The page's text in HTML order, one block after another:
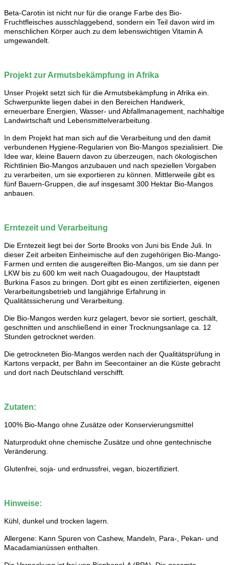
Beta-Carotin ist nicht nur für die orange Farbe des Bio-
Fruchtfleisches ausschlaggebend, sondern ein Teil davon wird im
menschlichen Körper auch zu dem lebenswichtigen Vitamin A
umgewandelt.
Projekt zur Armutsbekämpfung in Afrika
Unser Projekt setzt sich für die Armutsbekämpfung in Afrika ein.
Schwerpunkte liegen dabei in den Bereichen Handwerk,
erneuerbare Energien, Wasser- und Abfallmanagement, nachhaltige
Landwirtschaft und Lebensmittelverarbeitung.
In dem Projekt hat man sich auf die Verarbeitung und den damit
verbundenen Hygiene-Regularien von Bio-Mangos spezialisiert. Die
Idee war, kleine Bauern davon zu überzeugen, nach ökologischen
Richtlinien Bio-Mangos anzubauen und nach speziellen Vorgaben
zu verarbeiten, um sie exportieren zu können. Mittlerweile gibt es
fünf Bauern-Gruppen, die auf insgesamt 300 Hektar Bio-Mangos
anbauen.
Erntezeit und Verarbeitung
Die Erntezeit liegt bei der Sorte Brooks von Juni bis Ende Juli. In
dieser Zeit arbeiten Einheimische auf den zugehörigen Bio-Mango-
Farmen und ernten die ausgereiften Bio-Mangos, um sie dann per
LKW bis zu 600 km weit nach Ouagadougou, der Hauptstadt
Burkina Fasos zu bringen. Dort gibt es einen zertifizierten, eigenen
Verarbeitungsbetrieb und langjährige Erfahrung in
Qualitätssicherung und Verarbeitung.
Die Bio-Mangos werden kurz gelagert, bevor sie sortiert, geschält,
geschnitten und anschließend in einer Trocknungsanlage ca. 12
Stunden getrocknet werden.
Die getrockneten Bio-Mangos werden nach der Qualitätsprüfung in
Kartons verpackt, per Bahn im Seecontainer an die Küste gebracht
und dort nach Deutschland verschifft.
Zutaten:
100% Bio-Mango ohne Zusätze oder Konservierungsmittel
Naturprodukt ohne chemische Zusätze und ohne gentechnische
Veränderung.
Glutenfrei, soja- und erdnussfrei, vegan, biozertifiziert.
Hinweise:
Kühl, dunkel und trocken lagern.
Allergene: Kann Spuren von Cashew, Mandeln, Para-, Pekan- und
Macadamianüssen enthalten.